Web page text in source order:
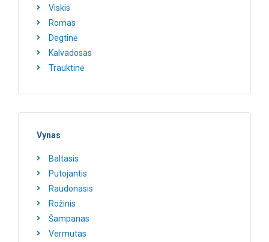
Viskis
Romas
Degtinė
Kalvadosas
Trauktinė
Vynas
Baltasis
Putojantis
Raudonasis
Rožinis
Šampanas
Vermutas